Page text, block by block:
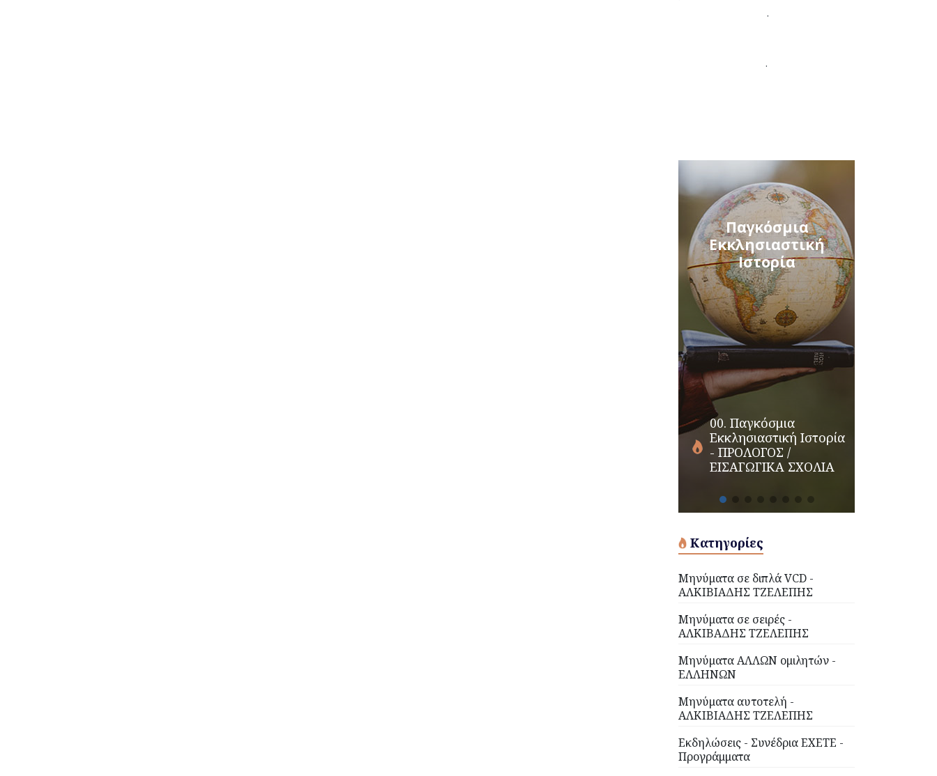
.
.
Παγκόσμια
Εκκλησιαστική
Ιστορία
00. Παγκόσμια
Εκκλησιαστική Ιστορία
- ΠΡΟΛΟΓΟΣ /
ΕΙΣΑΓΩΓΙΚΑ ΣΧΟΛΙΑ
Κατηγορίες
Μηνύματα σε διπλά VCD -
ΑΛΚΙΒΙΑΔΗΣ ΤΖΕΛΕΠΗΣ
Μηνύματα σε σειρές -
ΑΛΚΙΒΑΔΗΣ ΤΖΕΛΕΠΗΣ
Μηνύματα ΑΛΛΩΝ ομιλητών -
ΕΛΛΗΝΩΝ
Μηνύματα αυτοτελή -
ΑΛΚΙΒΙΑΔΗΣ ΤΖΕΛΕΠΗΣ
Εκδηλώσεις - Συνέδρια ΕΧΕΤΕ -
Προγράμματα